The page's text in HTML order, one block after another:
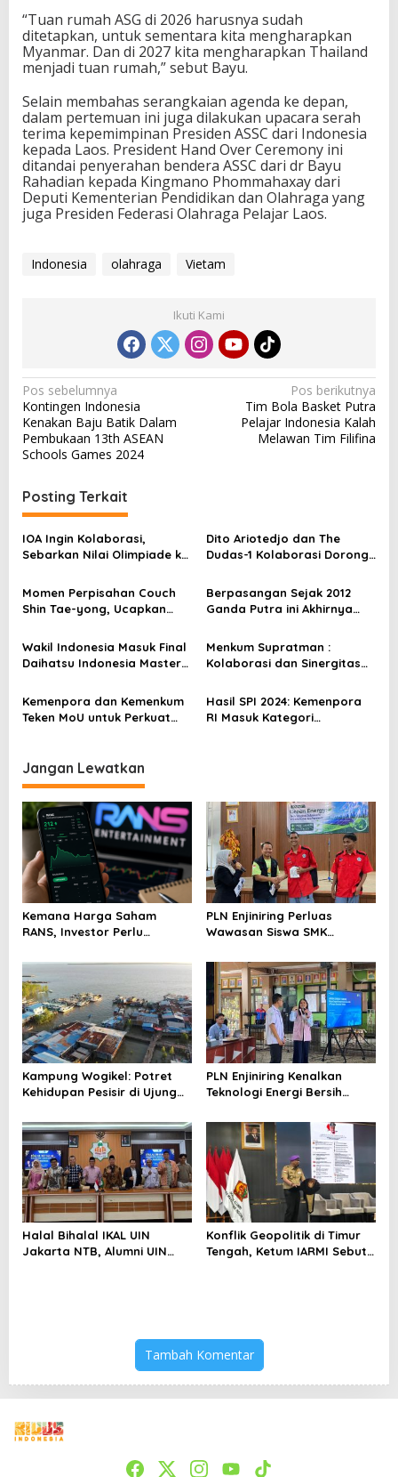
“Tuan rumah ASG di 2026 harusnya sudah
ditetapkan, untuk sementara kita mengharapkan
Myanmar. Dan di 2027 kita mengharapkan Thailand
menjadi tuan rumah,” sebut Bayu.
Selain membahas serangkaian agenda ke depan,
dalam pertemuan ini juga dilakukan upacara serah
terima kepemimpinan Presiden ASSC dari Indonesia
kepada Laos. President Hand Over Ceremony ini
ditandai penyerahan bendera ASSC dari dr Bayu
Rahadian kepada Kingmano Phommahaxay dari
Deputi Kementerian Pendidikan dan Olahraga yang
juga Presiden Federasi Olahraga Pelajar Laos.
Indonesia olahraga Vietam
Ikuti Kami
N
a
v
i
g
a
s
i
p
o
s
Pos sebelumnya
Kontingen Indonesia
Kenakan Baju Batik Dalam
Pembukaan 13th ASEAN
Schools Games 2024
Pos berikutnya
Tim Bola Basket Putra
Pelajar Indonesia Kalah
Melawan Tim Filifina
Posting Terkait
IOA Ingin Kolaborasi,
Sebarkan Nilai Olimpiade ke
Dito Ariotedjo dan The
Dudas-1 Kolaborasi Dorong
Momen Perpisahan Couch
Shin Tae-yong, Ucapkan
Indonesia
Berpasangan Sejak 2012
Ganda Putra ini Akhirnya
Wakil Indonesia Masuk Final
Daihatsu Indonesia Masters
Dukungan
Menkum Supratman :
Kolaborasi dan Sinergitas
Meningkatkan Prestasi
Olahraga
Kemenpora dan Kemenkum
Teken MoU untuk Perkuat
Hasil SPI 2024: Kemenpora
RI Masuk Kategori
Jangan Lewatkan
Kemana Harga Saham
RANS, Investor Perlu
Menghindari Spekulasi
Berlebihan
PLN Enjiniring Perluas
Wawasan Siswa SMK
Perubahan Iklim
Kampung Wogikel: Potret
Kehidupan Pesisir di Ujung
Bertahan di Tengah
Keterbatasan
PLN Enjiniring Kenalkan
Teknologi Energi Bersih
Halal Bihalal IKAL UIN
Jakarta NTB, Alumni UIN
Konflik Geopolitik di Timur
Tengah, Ketum IARMI Sebut
Tambah Komentar